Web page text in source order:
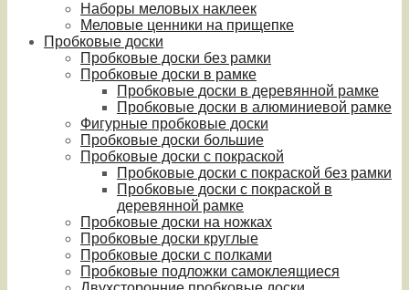
Наборы меловых наклеек
Меловые ценники на прищепке
Пробковые доски
Пробковые доски без рамки
Пробковые доски в рамке
Пробковые доски в деревянной рамке
Пробковые доски в алюминиевой рамке
Фигурные пробковые доски
Пробковые доски большие
Пробковые доски с покраской
Пробковые доски с покраской без рамки
Пробковые доски с покраской в
деревянной рамке
Пробковые доски на ножках
Пробковые доски круглые
Пробковые доски с полками
Пробковые подложки самоклеящиеся